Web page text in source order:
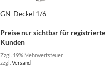
GN-Deckel 1/6
Preise nur sichtbar für registrierte
Kunden
Zzgl. 19% Mehrwertsteuer
zzgl. Versand